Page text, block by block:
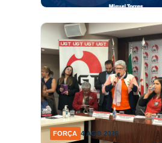
FORÇA 4 AGO 2026